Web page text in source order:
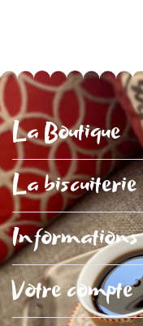
La Boutique
La biscuiterie
Informations
Votre compte